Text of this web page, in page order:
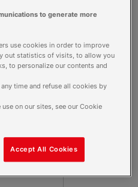
to generate more
use cookies in order to improve
out statistics of visits, to allow you
to personalize our contents and
time and refuse all cookies by
on our sites, see our Cookie
Accept All Cookies